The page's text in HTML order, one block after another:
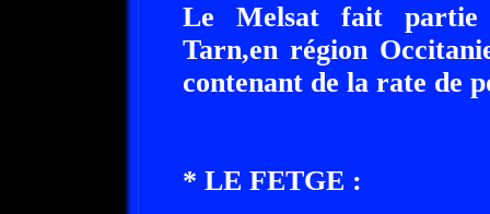
Le Melsat fait partie
Tarn,en région
contenant de la rate de
* LE FETGE :